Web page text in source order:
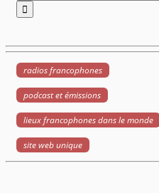
radios francophones
podcast et émissions
lieux francophones dans le monde
site web unique